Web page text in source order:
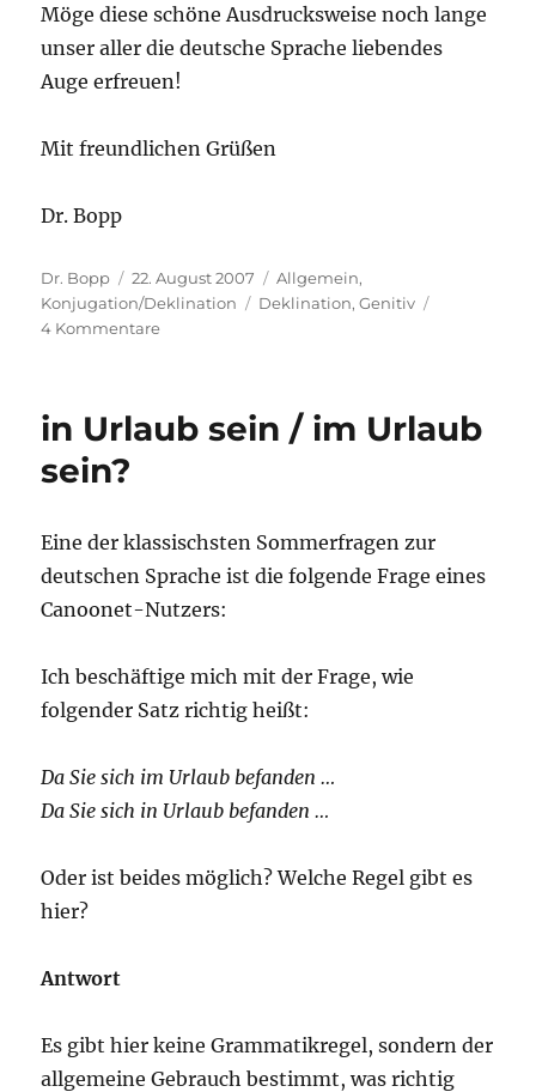
Möge diese schöne Ausdrucksweise noch lange
unser aller die deutsche Sprache liebendes
Auge erfreuen!
Mit freundlichen Grüßen
Dr. Bopp
Autor
Dr. Bopp
Veröffentlicht
am
22. August 2007 Kategorien
Allgemein,
Konjugation/Deklination
Schlagwörter
Deklination,Genitiv
4 Kommentarezu
in Urlaub sein / im Urlaub
sein?
Eine der klassischsten Sommerfragen zur
deutschen Sprache ist die folgende Frage eines
Canoonet-Nutzers:
Ich beschäftige mich mit der Frage, wie
folgender Satz richtig heißt:
Da Sie sich im Urlaub befanden …
Da Sie sich in Urlaub befanden …
Oder ist beides möglich? Welche Regel gibt es
hier?
Antwort
Es gibt hier keine Grammatikregel, sondern der
allgemeine Gebrauch bestimmt, was richtig